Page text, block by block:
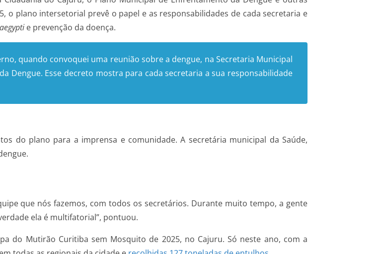
o plano intersetorial prevê o papel e as responsabilidades de cada secretaria e
aegypti e prevenção da doença.
quando convoquei uma reunião sobre a dengue, na Secretaria Municipal
Dengue. Esse decreto mostra para cada secretaria a sua responsabilidade
do plano para a imprensa e comunidade. A secretária municipal da Saúde,
que nós fazemos, com todos os secretários. Durante muito tempo, a gente
ela é multifatorial”, pontuou.
do Mutirão Curitiba sem Mosquito de 2025, no Cajuru. Só neste ano, com a